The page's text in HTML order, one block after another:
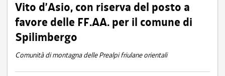
Vito d’Asio, con riserva del posto a
favore delle FF.AA. per il comune di
Spilimbergo
Comunità di montagna delle Prealpi friulane orientali